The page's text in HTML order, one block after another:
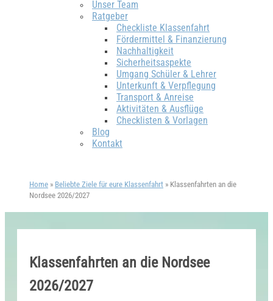
Unser Team
Ratgeber
Checkliste Klassenfahrt
Fördermittel & Finanzierung
Nachhaltigkeit
Sicherheitsaspekte
Umgang Schüler & Lehrer
Unterkunft & Verpflegung
Transport & Anreise
Aktivitäten & Ausflüge
Checklisten & Vorlagen
Blog
Kontakt
Home » Beliebte Ziele für eure Klassenfahrt » Klassenfahrten an die
Nordsee 2026/2027
Klassenfahrten an die Nordsee
2026/2027